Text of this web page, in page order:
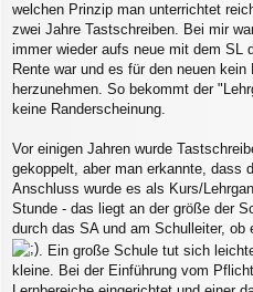
welchen Prinzip man unterrichtet
zwei Jahre Tastschreiben. Bei mir
immer wieder aufs neue mit dem SL
Rente war und es für den neuen
herzunehmen. So bekommt der
keine Randerscheinung.
Vor einigen Jahren wurde
gekoppelt, aber man erkannte, dass
Anschluss wurde es als Kurs/
Stunde - das liegt an der größe der
durch das SA und am Schulleiter,
. Ein große Schule tut sich
kleine. Bei der Einführung vom